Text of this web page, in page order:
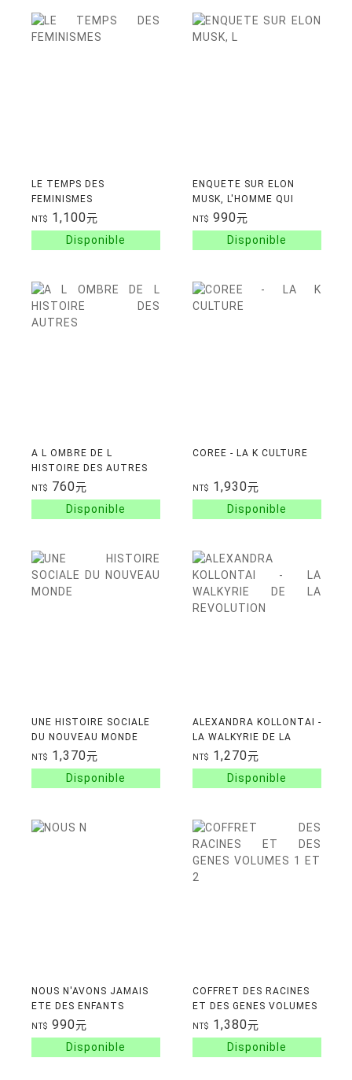
LE TEMPS DES
FEMINISMES
NT$ 1,100元
ENQUETE SUR ELON
MUSK, L'HOMME QUI
DEFIE LA SCIENCE -
COLONISATION DE MARS,
VOITURES AUTONOMES,
NT$ 990元
A L OMBRE DE L
HISTOIRE DES AUTRES
NT$ 760元
COREE - LA K CULTURE
NT$ 1,930元
UNE HISTOIRE SOCIALE
DU NOUVEAU MONDE
NT$ 1,370元
ALEXANDRA KOLLONTAI -
LA WALKYRIE DE LA
REVOLUTION
NT$ 1,270元
NOUS N'AVONS JAMAIS
ETE DES ENFANTS
NT$ 990元
COFFRET DES RACINES
ET DES GENES VOLUMES
1 ET 2
NT$ 1,380元